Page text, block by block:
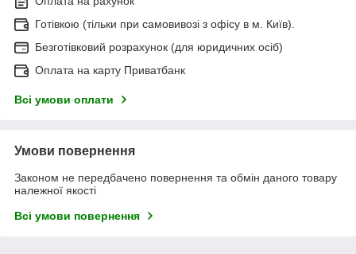
Готівкою (тільки при самовивозі з офісу в м. Київ).
Безготівковий розрахунок (для юридичних осіб)
Оплата на карту Приватбанк
Всі умови оплати
Умови повернення
Законом не передбачено повернення та обмін даного товару
належної якості
Всі умови повернення